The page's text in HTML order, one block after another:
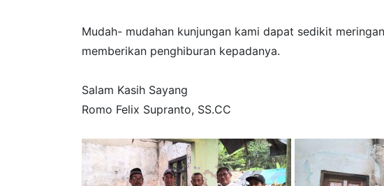
Mudah- mudahan kunjungan kami dapat sedikit
memberikan penghiburan kepadanya.
Salam Kasih Sayang
Romo Felix Supranto, SS.CC